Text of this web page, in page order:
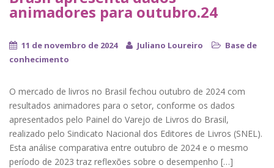
animadores para outubro.24
11 de novembro de 2024 Juliano Loureiro
Base de
conhecimento
O mercado de livros no Brasil fechou outubro de 2024 com
resultados animadores para o setor, conforme os dados
apresentados pelo Painel do Varejo de Livros do Brasil,
realizado pelo Sindicato Nacional dos Editores de Livros (SNEL).
Esta análise comparativa entre outubro de 2024 e o mesmo
período de 2023 traz reflexões sobre o desempenho […]